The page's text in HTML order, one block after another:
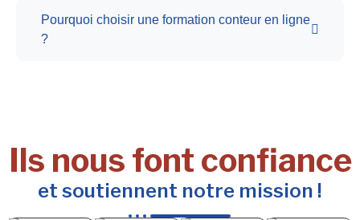
Pourquoi choisir une formation conteur en ligne
?
Ils nous font confiance
et soutiennent notre mission !